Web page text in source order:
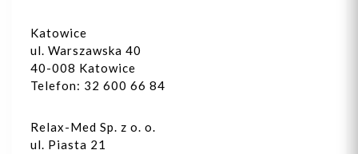
Katowice
ul. Warszawska 40
40-008 Katowice
Telefon: 32 600 66 84
Relax-Med Sp. z o. o.
ul. Piasta 21